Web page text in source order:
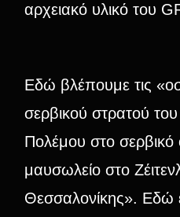
αρχειακό υλικό του
Εδώ βλέπουμε τις
σερβικού στρατού
Πολέμου στο σερβικό
μαυσωλείο στο
Θεσσαλονίκης». Εδώ